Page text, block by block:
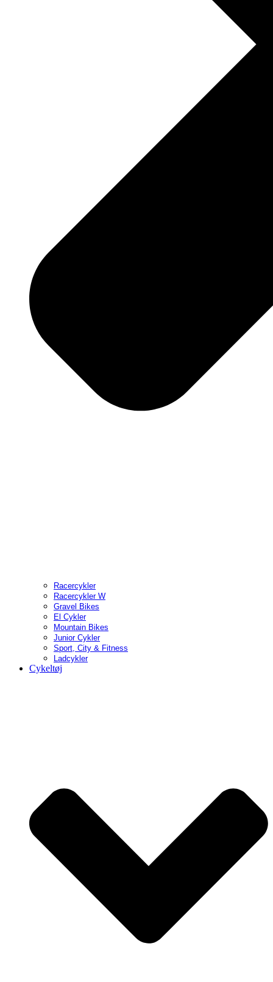
Racercykler
Racercykler W
Gravel Bikes
El Cykler
Mountain Bikes
Junior Cykler
Sport, City & Fitness
Ladcykler
Cykeltøj